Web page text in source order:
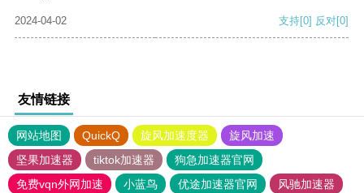
2024-04-02 支持[0] 反对[0]
友情链接
网站地图 QuickQ 旋风加速度器
旋风加速
坚果加速器
tiktok加速器
狗急加速器官网
免费vqn外网加速
小蓝鸟 优途加速器官网
风驰加速器